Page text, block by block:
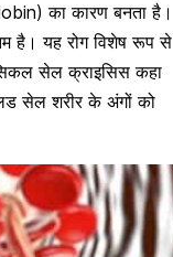
का कारण बनता है।
है। यह रोग विशेष रूप से
सेल क्राइसिस कहा
सेल शरीर के अंगों को